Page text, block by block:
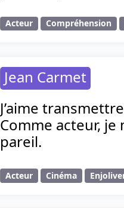
Acteur Compréhension
Jean Carmet
J’aime
Comme acteur, je
pareil.
Acteur Cinéma